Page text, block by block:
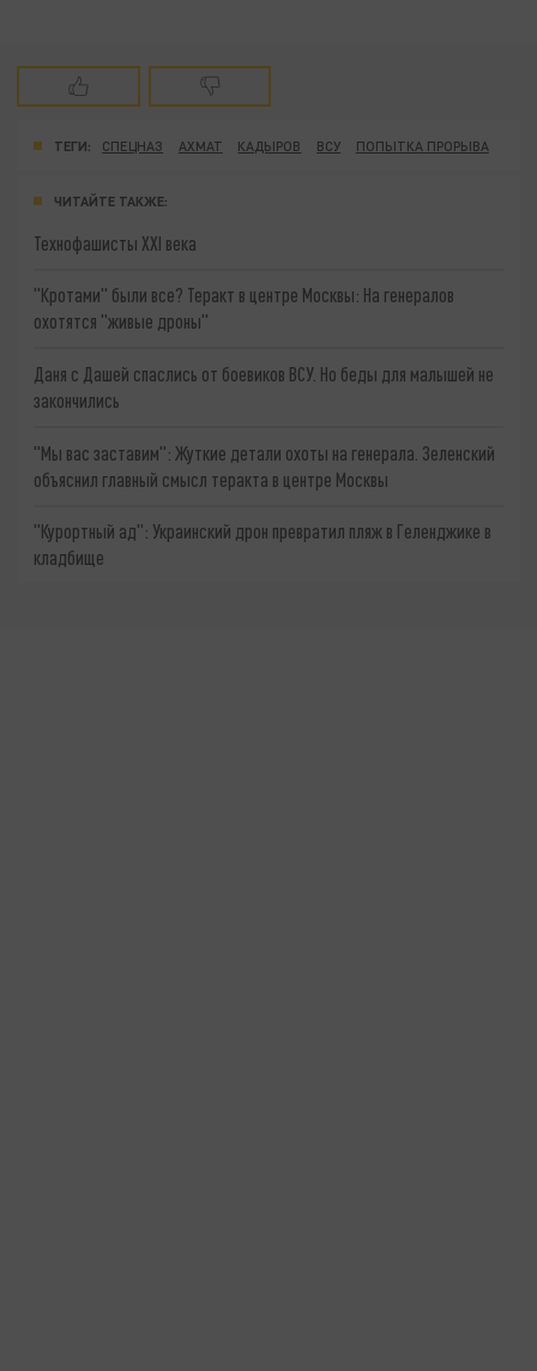
ТЕГИ: СПЕЦНАЗ АХМАТ КАДЫРОВ ВСУ ПОПЫТКА ПРОРЫВА
ЧИТАЙТЕ ТАКЖЕ:
Технофашисты XXI века
"Кротами" были все? Теракт в центре Москвы: На генералов
охотятся "живые дроны"
Даня с Дашей спаслись от боевиков ВСУ. Но беды для малышей не
закончились
"Мы вас заставим": Жуткие детали охоты на генерала. Зеленский
объяснил главный смысл теракта в центре Москвы
"Курортный ад": Украинский дрон превратил пляж в Геленджике в
кладбище